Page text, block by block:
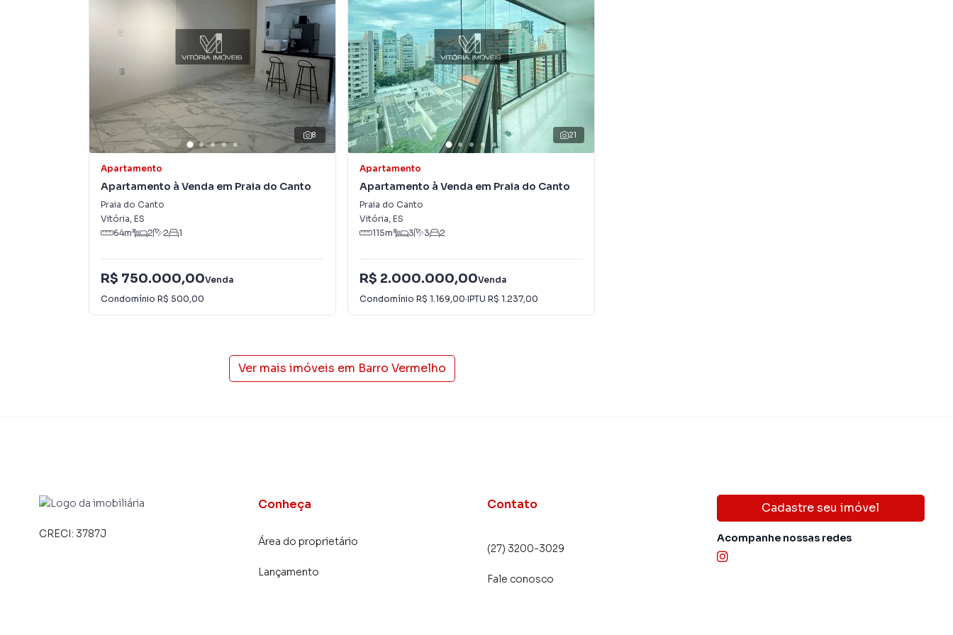
Na Vitoria Imóveis você consegue vender ou alugar seu imóvel muito mais rápido do que em
imobiliárias tradicionais. Já vendemos e locamos diversos imóveis em Vitória, especialmente em
Barro Vermelho. Isso porque temos uma equipe de marketing digital focada em produzir campanhas
específicas para Vitória, o que aumenta muito o número de contatos interessados e tendo como
consequência uma maior chance de vender ou alugar seu imóvel mais rápido. Contamos também com
um time de programadores, corretores treinados e uma central de atendimento preparada para
atender proprietários e inquilinos.
8
Apartamento
Apartamento à Venda em Praia do Canto
Praia do Canto
Vitória, ES
64m² 2 2 1
R$ 750.000,00Venda
Condomínio R$ 500,00
21
Apartamento
Apartamento à Venda em Praia do Canto
Praia do Canto
Vitória, ES
115m² 3 3 2
R$ 2.000.000,00Venda
Condomínio R$ 1.169,00·IPTU R$ 1.237,00
Ver mais imóveis em Barro Vermelho
CRECI: 3787J
Conheça
Área do proprietário
Lançamento
Contato
(27) 3200-3029
Fale conosco
Cadastre seu imóvel
Acompanhe nossas redes